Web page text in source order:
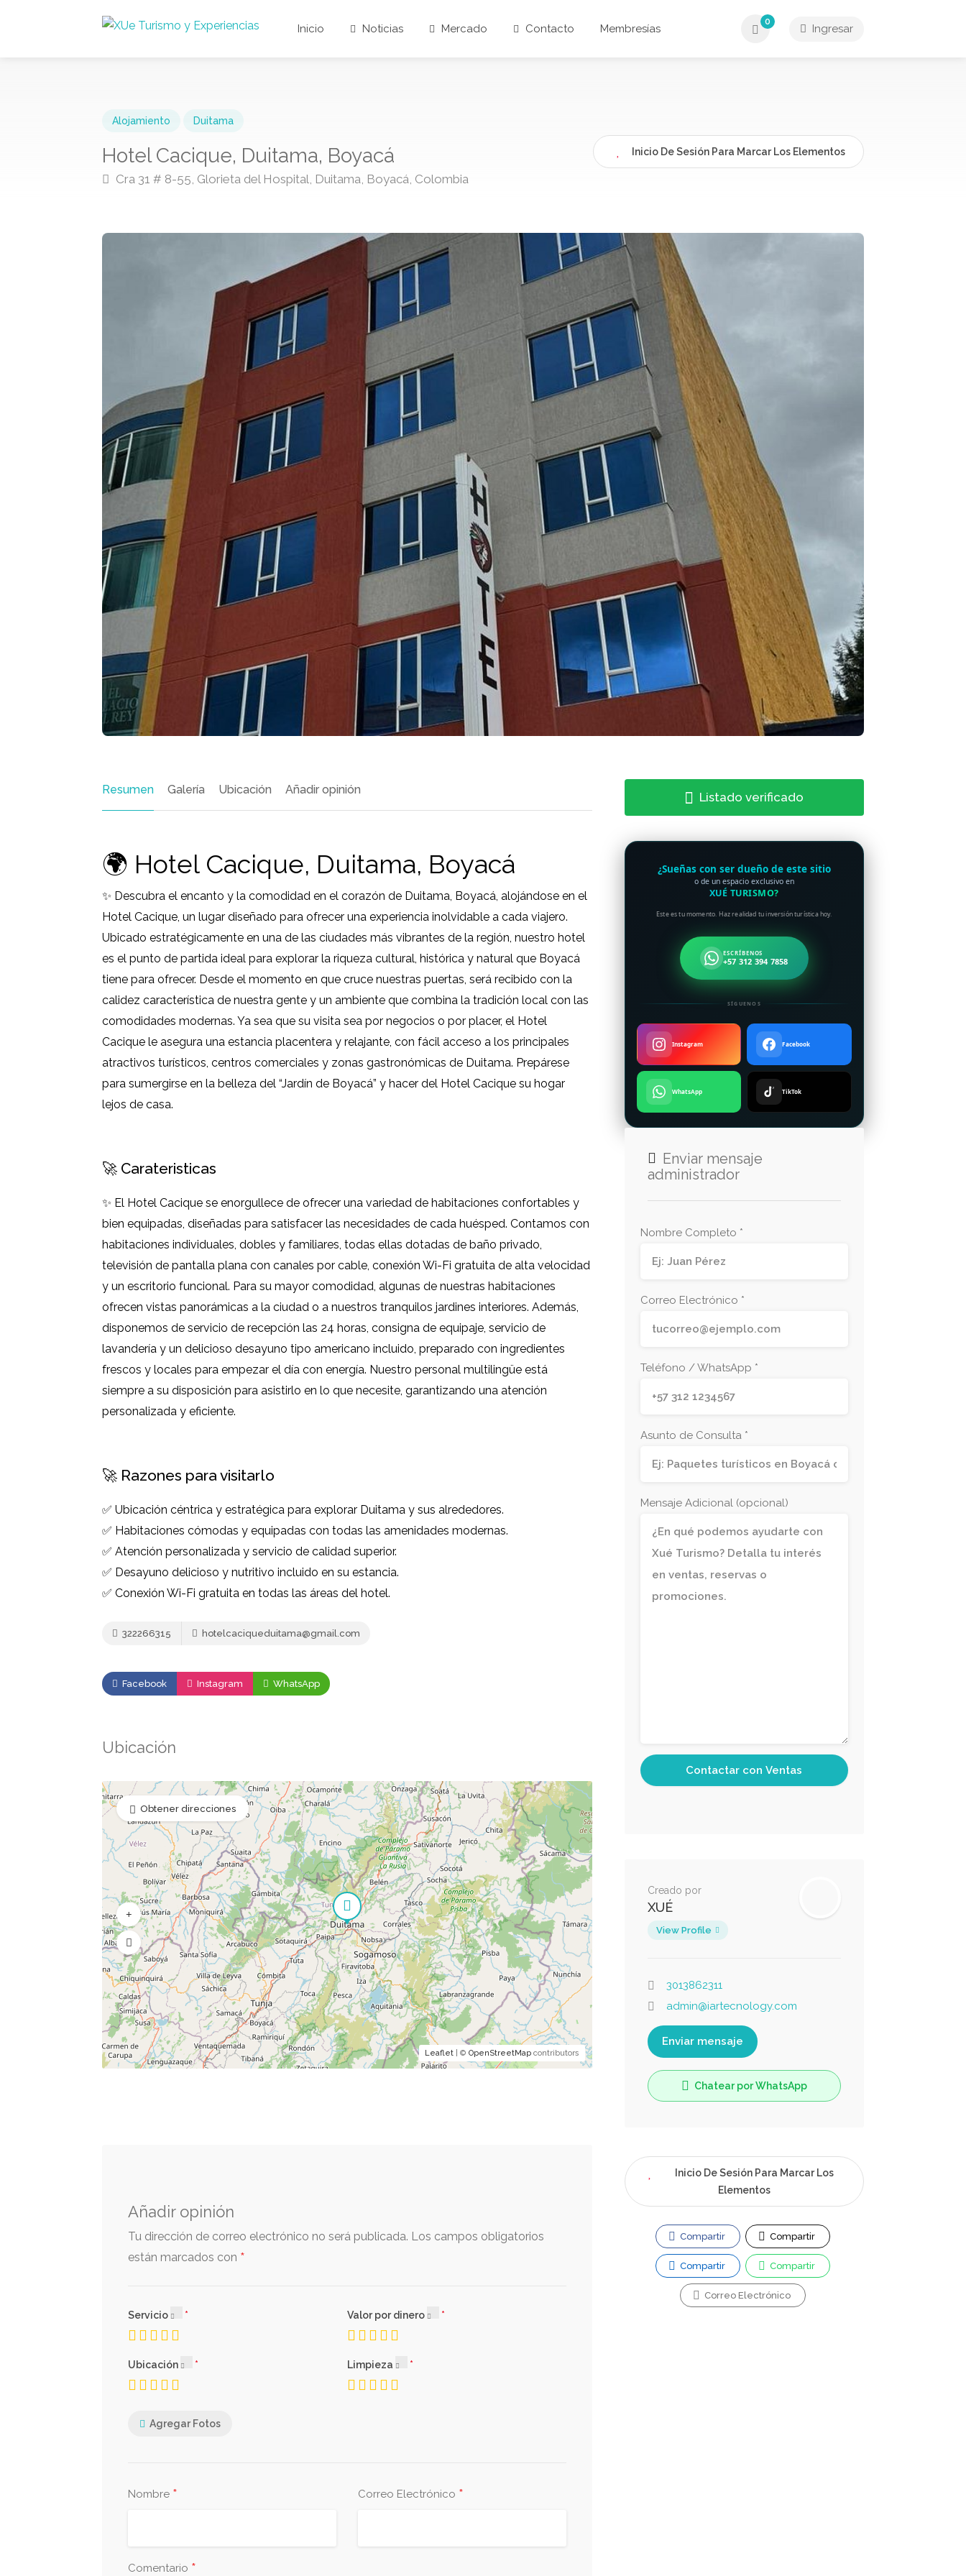
Inicio Noticias Mercado Contacto Membresías
0
Ingresar
Alojamiento Duitama
Hotel Cacique, Duitama, Boyacá
Cra 31 # 8-55, Glorieta del Hospital, Duitama, Boyacá, Colombia ​
Inicio De Sesión Para Marcar Los Elementos
Resumen Galería Ubicación Añadir opinión
🌍 Hotel Cacique, Duitama, Boyacá
✨ Descubra el encanto y la comodidad en el corazón de Duitama, Boyacá, alojándose en el
Hotel Cacique, un lugar diseñado para ofrecer una experiencia inolvidable a cada viajero.
Ubicado estratégicamente en una de las ciudades más vibrantes de la región, nuestro hotel
es el punto de partida ideal para explorar la riqueza cultural, histórica y natural que Boyacá
tiene para ofrecer. Desde el momento en que cruce nuestras puertas, será recibido con la
calidez característica de nuestra gente y un ambiente que combina la tradición local con las
comodidades modernas. Ya sea que su visita sea por negocios o por placer, el Hotel
Cacique le asegura una estancia placentera y relajante, con fácil acceso a los principales
atractivos turísticos, centros comerciales y zonas gastronómicas de Duitama. Prepárese
para sumergirse en la belleza del “Jardín de Boyacá” y hacer del Hotel Cacique su hogar
lejos de casa.
🚀 Carateristicas
✨ El Hotel Cacique se enorgullece de ofrecer una variedad de habitaciones confortables y
bien equipadas, diseñadas para satisfacer las necesidades de cada huésped. Contamos con
habitaciones individuales, dobles y familiares, todas ellas dotadas de baño privado,
televisión de pantalla plana con canales por cable, conexión Wi-Fi gratuita de alta velocidad
y un escritorio funcional. Para su mayor comodidad, algunas de nuestras habitaciones
ofrecen vistas panorámicas a la ciudad o a nuestros tranquilos jardines interiores. Además,
disponemos de servicio de recepción las 24 horas, consigna de equipaje, servicio de
lavandería y un delicioso desayuno tipo americano incluido, preparado con ingredientes
frescos y locales para empezar el día con energía. Nuestro personal multilingüe está
siempre a su disposición para asistirlo en lo que necesite, garantizando una atención
personalizada y eficiente.
🚀 Razones para visitarlo
✅ Ubicación céntrica y estratégica para explorar Duitama y sus alrededores.
✅ Habitaciones cómodas y equipadas con todas las amenidades modernas.
✅ Atención personalizada y servicio de calidad superior.
✅ Desayuno delicioso y nutritivo incluido en su estancia.
✅ Conexión Wi-Fi gratuita en todas las áreas del hotel.
322266315 hotelcaciqueduitama@gmail.com
Facebook Instagram WhatsApp
Ubicación
Leaflet| © OpenStreetMapcontributors
Obtener direcciones
Añadir opinión
Tu dirección de correo electrónico no será publicada. Los campos obligatorios
están marcados con *
Servicio Valor por dinero
Ubicación Limpieza
Agregar Fotos
Nombre * Correo Electrónico *
Comentario *
Listado verificado
¿Sueñas con ser dueño de este sitio
o de un espacio exclusivo en
XUÉ TURISMO?
Este es tu momento. Haz realidad tu inversión turística hoy.
ESCRÍBENOS
+57 312 394 7858
SÍGUENOS
Instagram Facebook
WhatsApp TikTok
Enviar mensaje
administrador
Nombre Completo *
Correo Electrónico *
Teléfono / WhatsApp *
Asunto de Consulta *
Mensaje Adicional (opcional)
Creado por
XUÉ
View Profile
3013862311
admin@iartecnology.com
Enviar mensaje
Chatear por WhatsApp
Inicio De Sesión Para Marcar Los
Elementos
Compartir Compartir
Compartir Compartir
Correo Electrónico